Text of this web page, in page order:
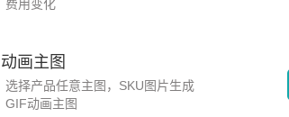
费用变化
动画主图
选择产品任意主图，SKU图片生成
GIF动画主图